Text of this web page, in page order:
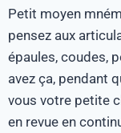
Petit moyen
pensez aux
épaules, coudes,
avez ça, pendant
vous votre petite
en revue en